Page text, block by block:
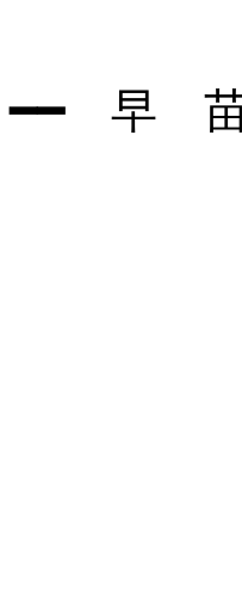
┗ 今
━━ 早
┗
（